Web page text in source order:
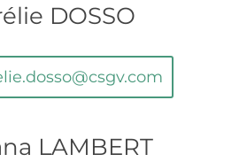
DOSSO
LAMBERT